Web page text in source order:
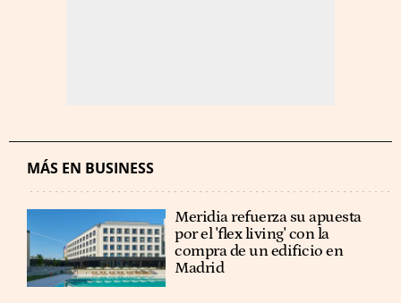
MÁS EN BUSINESS
Meridia refuerza su apuesta
por el 'flex living' con la
compra de un edificio en
Madrid